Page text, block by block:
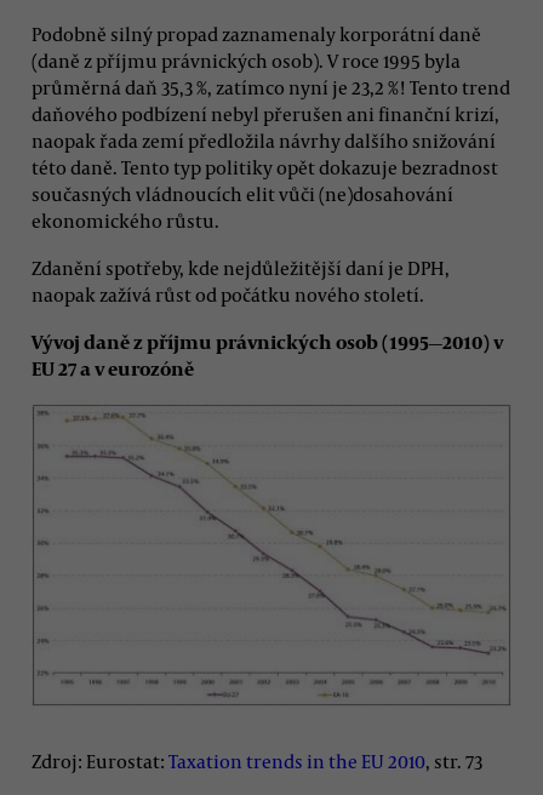
Podobně silný propad zaznamenaly korporátní daně
(daně z příjmu právnických osob). V roce 1995 byla
průměrná daň 35,3 %, zatímco nyní je 23,2 %! Tento trend
daňového podbízení nebyl přerušen ani finanční krizí,
naopak řada zemí předložila návrhy dalšího snižování
této daně. Tento typ politiky opět dokazuje bezradnost
současných vládnoucích elit vůči (ne)dosahování
ekonomického růstu.
Zdanění spotřeby, kde nejdůležitější daní je DPH,
naopak zažívá růst od počátku nového století.
Vývoj daně z příjmu právnických osob (1995—2010) v
EU 27 a v eurozóně
Zdroj: Eurostat: Taxation trends in the EU 2010, str. 73